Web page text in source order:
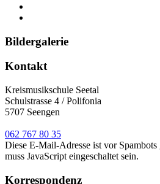
Bildergalerie
Kontakt
Kreismusikschule Seetal
Schulstrasse 4 / Polifonia
5707 Seengen
062 767 80 35
Diese E-Mail-Adresse ist vor
muss JavaScript eingeschaltet sein.
Korrespondenz